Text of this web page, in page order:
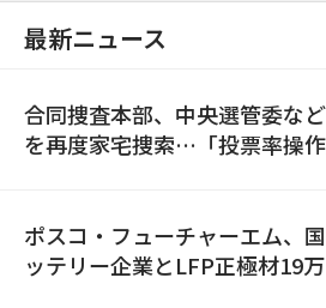
最新ニュース
合同捜査本部、中央選管委な
を再度家宅捜索…「投票率操
ポスコ・フューチャーエム、
ッテリー企業とLFP正極材19